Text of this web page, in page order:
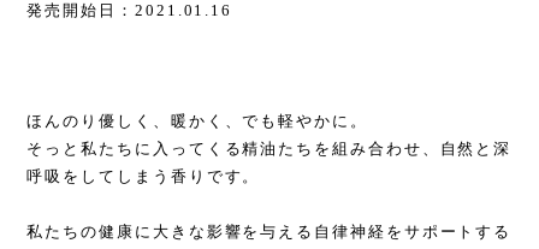
発売開始日：2021.01.16
ほんのり優しく、暖かく、でも軽やかに。
そっと私たちに入ってくる精油たちを組み合わせ、自然と深
呼吸をしてしまう香りです。
私たちの健康に大きな影響を与える自律神経をサポートする